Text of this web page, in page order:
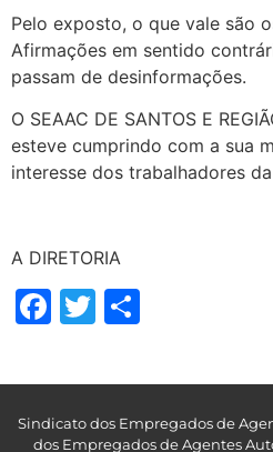
Pelo exposto, o que vale são
Afirmações em sentido
passam de desinformações.
O SEAAC DE SANTOS E
esteve cumprindo com a sua
interesse dos trabalhadores
A DIRETORIA
Facebook
Twitter
Sindicato dos Empregados de
dos Empregados de Agentes